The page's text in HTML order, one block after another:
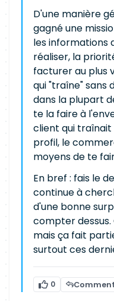
D'une manière
gagné une
les informations
réaliser, la
facturer au plus
qui "traîne" sans
dans la plupart
te la faire à
client qui
profil, le
moyens de te
En bref : fais le
continue à
d'une bonne
compter
mais ça fait
surtout ces
0